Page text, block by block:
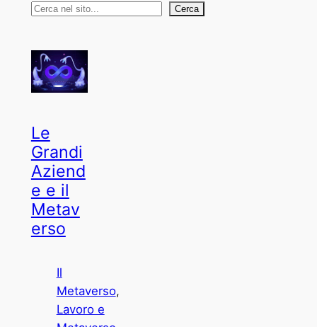
Cerca Cerca
Le
Grandi
Aziend
e e il
Metav
erso
Il
Metaverso
Lavoro e